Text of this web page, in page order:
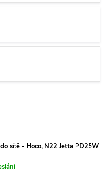
sítě - Hoco, N22 Jetta PD25W